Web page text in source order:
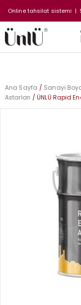
Online tahsilat sistemi |
Ana Sayfa Sanayi
Astarları
ÜNLÜ Rapid